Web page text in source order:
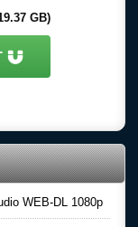
GB)
WEB-DL 1080p